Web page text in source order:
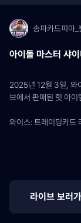
송파카드피아_
아이돌 마스터 샤
2025년 12월 3일, 와
브에서 판매된 힛 아이
와이스: 트레이딩카드
라이브 보러